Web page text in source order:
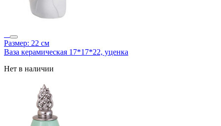
Размер: 22 см
Ваза керамическая 17*17*22, уценка
Нет в наличии